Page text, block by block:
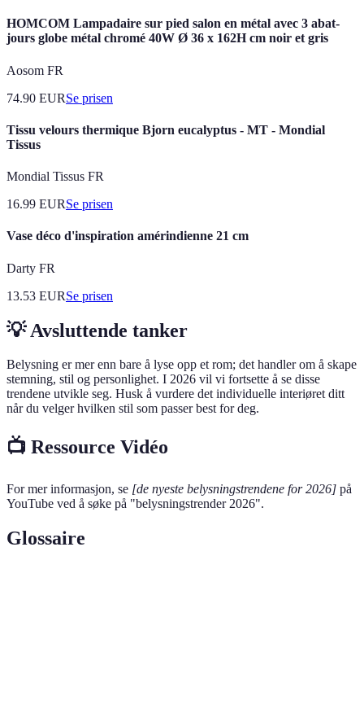
HOMCOM Lampadaire sur pied salon en métal avec 3 abat-
jours globe métal chromé 40W Ø 36 x 162H cm noir et gris
Aosom FR
74.90 EURSe prisen
Tissu velours thermique Bjorn eucalyptus - MT - Mondial
Tissus
Mondial Tissus FR
16.99 EURSe prisen
Vase déco d'inspiration amérindienne 21 cm
Darty FR
13.53 EURSe prisen
💡 Avsluttende tanker
Belysning er mer enn bare å lyse opp et rom; det handler om å skape
stemning, stil og personlighet. I 2026 vil vi fortsette å se disse
trendene utvikle seg. Husk å vurdere det individuelle interiøret ditt
når du velger hvilken stil som passer best for deg.
📺 Ressource Vidéo
For mer informasjon, se [de nyeste belysningstrendene for 2026] på
YouTube ved å søke på "belysningstrender 2026".
Glossaire